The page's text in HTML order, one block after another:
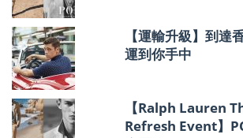
【運輸升級】到達
運到你手中
【Ralph Lauren
Refresh Event】